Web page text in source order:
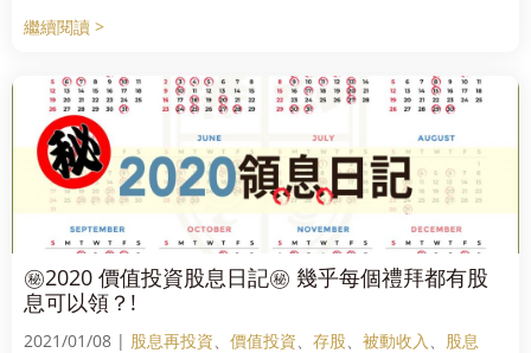
繼續閱讀 >
㊙2020 價值投資股息日記㊙ 幾乎每個禮拜都有股
息可以領？!
2021/01/08 | 股息再投資、 價值投資、 存股、 被動收入、 股息